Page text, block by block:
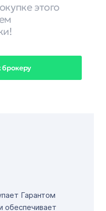
этого
брокеру
Гарантом
обеспечивает